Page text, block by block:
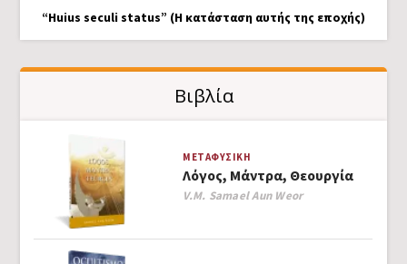
“Huius seculi status” (Η κατάσταση αυτής της εποχής)
Βιβλία
ΜΕΤΑΦΥΣΙΚΉ
Λόγος, Μάντρα, Θεουργία
Author
V.M. Samael Aun Weor